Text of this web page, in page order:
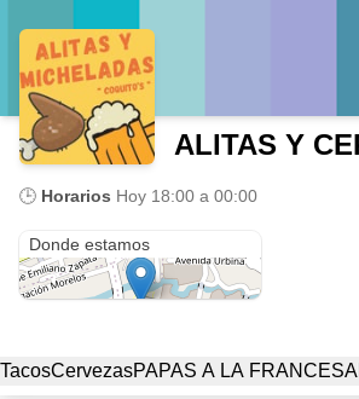
🕒 Horarios Hoy 18:00 a 00:00
Donde estamos
TacosCervezasPAPAS A LA FRANCESA